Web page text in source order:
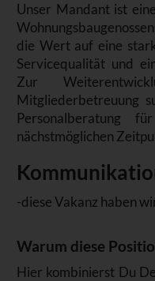
Unser Mandant ist
die Wert auf eine
Servicequalität und
Zur
Mitgliederbetreuung
Personalberatung
nächstmöglichen
-diese Vakanz haben
Warum diese
Hier kombinierst Du